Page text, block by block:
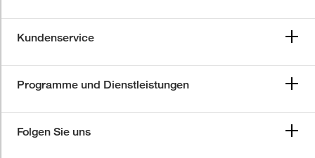
Kundenservice
Programme und Dienstleistungen
Folgen Sie uns